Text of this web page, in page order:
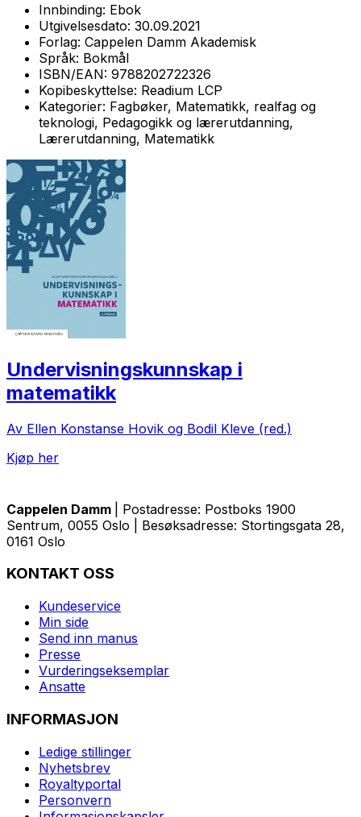
Innbinding: Ebok
Utgivelsesdato: 30.09.2021
Forlag: Cappelen Damm Akademisk
Språk: Bokmål
ISBN/EAN: 9788202722326
Kopibeskyttelse: Readium LCP
Kategorier: Fagbøker, Matematikk, realfag og
teknologi, Pedagogikk og lærerutdanning,
Lærerutdanning, Matematikk
Undervisningskunnskap i
matematikk
Av Ellen Konstanse Hovik og Bodil Kleve (red.)
Kjøp her
Cappelen Damm
| Postadresse: Postboks 1900
Sentrum, 0055 Oslo | Besøksadresse: Stortingsgata 28,
0161 Oslo
KONTAKT OSS
Kundeservice
Min side
Send inn manus
Presse
Vurderingseksemplar
Ansatte
INFORMASJON
Ledige stillinger
Nyhetsbrev
Royaltyportal
Personvern